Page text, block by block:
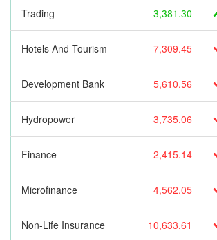
Trading 3,381.30
Hotels And Tourism 7,309.45
Development Bank 5,610.56
Hydropower 3,735.06
Finance 2,415.14
Microfinance 4,562.05
Non-Life Insurance 10,633.61